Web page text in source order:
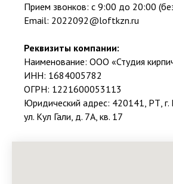
Прием звонков: с 9:00 до 20:00
Email: 2022092@loftkzn.ru
Реквизиты компании:
Наименование: ООО «Студия
ИНН: 1684005782
ОГРН: 1221600053113
Юридический адрес: 420141, РТ, г.
ул. Кул Гали, д. 7А, кв. 17